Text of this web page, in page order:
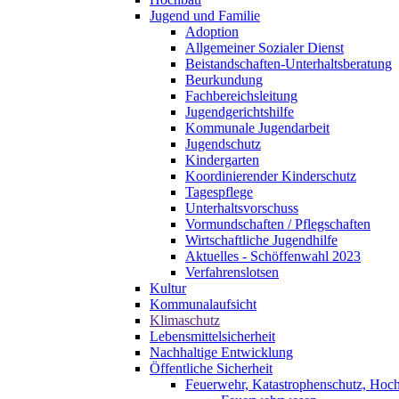
Jugend und Familie
Adoption
Allgemeiner Sozialer Dienst
Beistandschaften-Unterhaltsberatung
Beurkundung
Fachbereichsleitung
Jugendgerichtshilfe
Kommunale Jugendarbeit
Jugendschutz
Kindergarten
Koordinierender Kinderschutz
Tagespflege
Unterhaltsvorschuss
Vormundschaften / Pflegschaften
Wirtschaftliche Jugendhilfe
Aktuelles - Schöffenwahl 2023
Verfahrenslotsen
Kultur
Kommunalaufsicht
Klimaschutz
Lebensmittelsicherheit
Nachhaltige Entwicklung
Öffentliche Sicherheit
Feuerwehr, Katastrophenschutz,